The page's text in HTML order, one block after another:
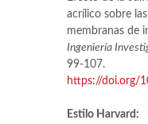
acrílico sobre
membranas de
Ingeniería
99-107.
https://doi.org/
Estilo Harvard: